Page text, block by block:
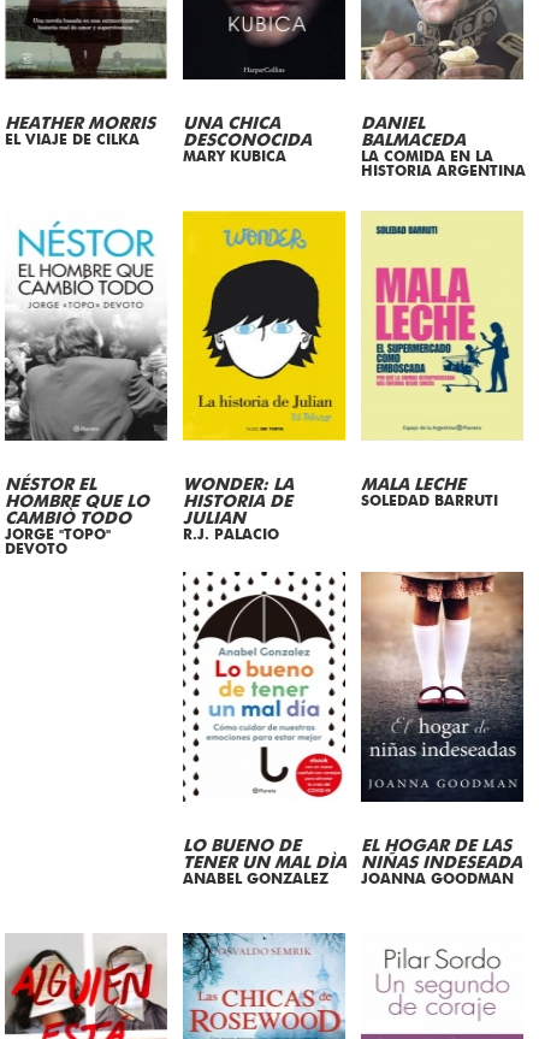
HEATHER MORRIS
EL VIAJE DE CILKA
UNA CHICA
DESCONOCIDA
MARY KUBICA
DANIEL
BALMACEDA
LA COMIDA EN LA
HISTORIA ARGENTINA
NÉSTOR EL
HOMBRE QUE LO
CAMBIÒ TODO
JORGE "TOPO"
DEVOTO
WONDER: LA
HISTORIA DE
JULIAN
R.J. PALACIO
MALA LECHE
SOLEDAD BARRUTI
LO BUENO DE
TENER UN MAL DÌA
ANABEL GONZALEZ
EL HOGAR DE LAS
NIÑAS INDESEADA
JOANNA GOODMAN